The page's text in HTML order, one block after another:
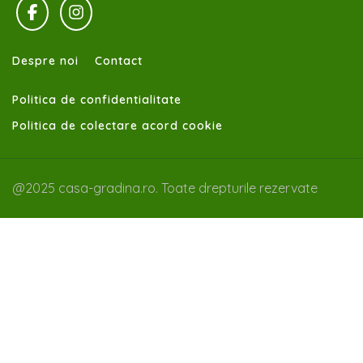
Despre noi Contact
Politica de confidentialitate
Politica de colectare acord cookie
@2025 casa-gradina.ro. Toate drepturile rezervate